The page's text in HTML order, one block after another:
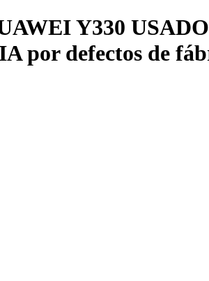
Y330
por defectos de